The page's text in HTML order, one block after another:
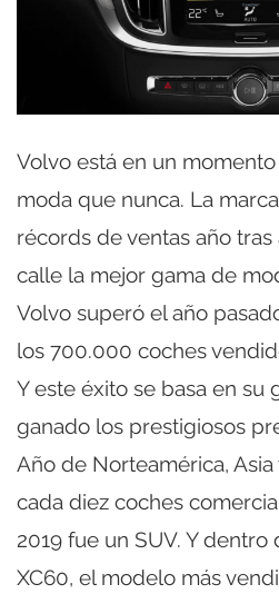
Volvo está en un
moda que nunca. La
récords de ventas año
calle la mejor gama de
Volvo superó el año
los 700.000 coches
Y este éxito se basa en su
ganado los prestigiosos
Año de Norteamérica, Asia
cada diez coches
2019 fue un SUV. Y dentro
XC60, el modelo más